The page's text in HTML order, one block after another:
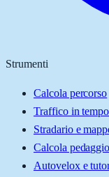
Strumenti
Calcola percorso
Traffico in
Stradario e
Calcola pedaggio
Autovelox e